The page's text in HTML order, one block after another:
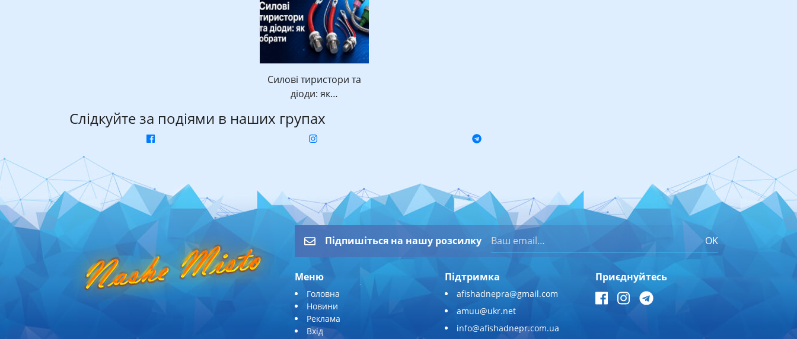
Силові тиристори та
діоди: як…
Слідкуйте за подіями в наших групах
Підпишіться на нашу розсилку OK
Меню
Головна
Новини
Реклама
Вхід
Підтримка
afishadnepra@gmail.com
amuu@ukr.net
info@afishadnepr.com.ua
Приєднуйтесь